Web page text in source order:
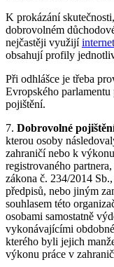
K prokázání
dobrovolném
nejčastěji využijí
obsahují profily
Při odhlášce je třeba
Evropského
pojištění.
7. Dobrovolné
kterou osoby
zahraničí nebo k
registrovaného
zákona č. 234/2014
předpisů, nebo jiným
souhlasem této
osobami samostatně
vykonávajícími
kterého byli jejich
výkonu práce v